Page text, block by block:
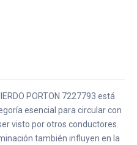
PORTON 7227793 está
esencial para circular con
visto por otros conductores.
también influyen en la